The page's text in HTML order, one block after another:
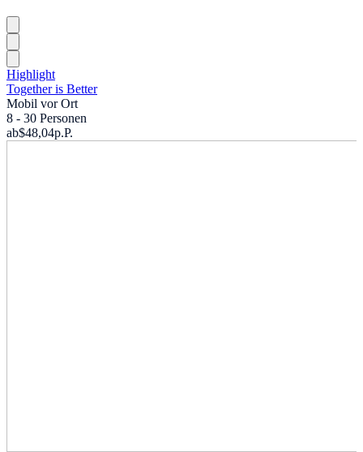
Highlight
Together is Better
Mobil vor Ort
8 - 30 Personen
ab$48,04p.P.